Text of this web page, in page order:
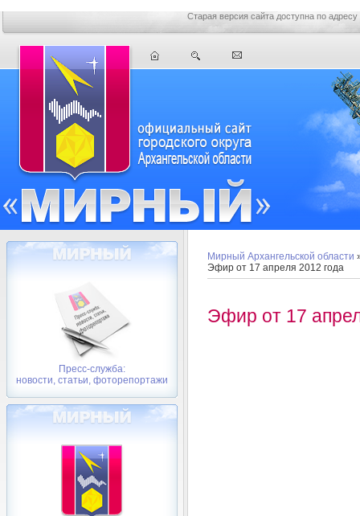
Старая версия сайта доступна по адресу
Пресс-служба:
новости, статьи, фоторепортажи
Мирный Архангельской области
Эфир от 17 апреля 2012 года
Эфир от 17